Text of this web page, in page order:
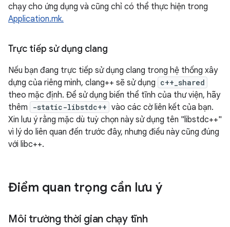
chạy cho ứng dụng và cũng chỉ có thể thực hiện trong
Application.mk.
Trực tiếp sử dụng clang
Nếu bạn đang trực tiếp sử dụng clang trong hệ thống xây
dựng của riêng mình, clang++ sẽ sử dụng c++_shared
theo mặc định. Để sử dụng biến thể tĩnh của thư viện, hãy
thêm
-static-libstdc++ vào các cờ liên kết của bạn.
Xin lưu ý rằng mặc dù tuỳ chọn này sử dụng tên "libstdc++"
vì lý do liên quan đến trước đây, nhưng điều này cũng đúng
với libc++.
Điểm quan trọng cần lưu ý
Môi trường thời gian chạy tĩnh